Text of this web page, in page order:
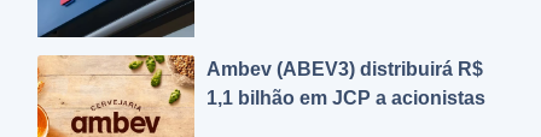
Ambev (ABEV3) distribuirá R$
1,1 bilhão em JCP a acionistas